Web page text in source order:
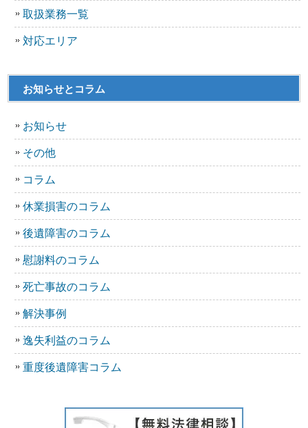
取扱業務一覧
対応エリア
お知らせとコラム
お知らせ
その他
コラム
休業損害のコラム
後遺障害のコラム
慰謝料のコラム
死亡事故のコラム
解決事例
逸失利益のコラム
重度後遺障害コラム